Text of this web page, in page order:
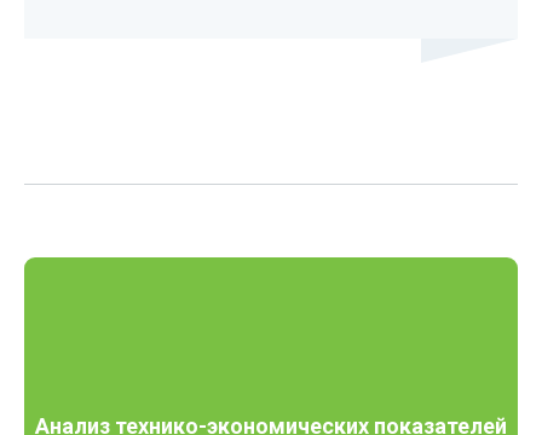
Анализ технико-экономических показателей